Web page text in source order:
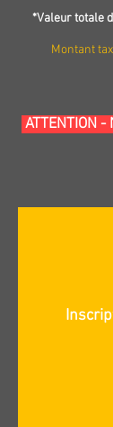
*Valeurtotale
Montant
ATTENTION